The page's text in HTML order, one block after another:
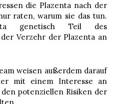
die Plazenta nach der
raten, warum sie das tun.
genetisch Teil des
Verzehr der Plazenta an
weisen außerdem darauf
mit einem Interesse an
potenziellen Risiken der